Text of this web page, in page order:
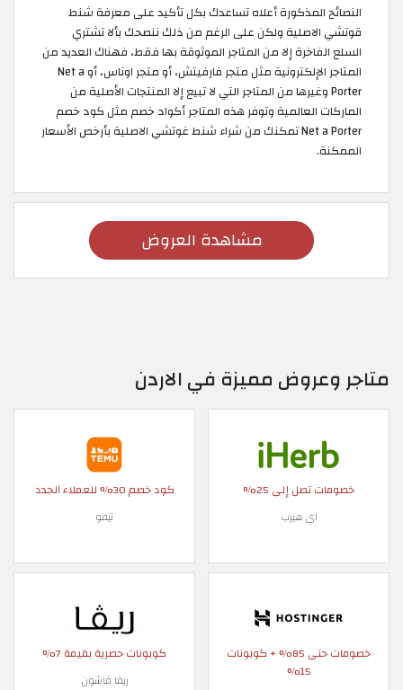
النصائح المذكورة أعلاه تساعدك بكل تأكيد على معرفة شنط
قوتشي الاصلية ولكن على الرغم من ذلك ننصحك بألا تشتري
السلع الفاخرة إلا من المتاجر الموثوقة بها فقط، فهناك العديد من
المتاجر الإلكترونية مثل متجر فارفيتش، أو متجر اوناس، أو Net a
Porter وغيرها من المتاجر التي لا تبيع إلا المنتجات الأصلية من
الماركات العالمية وتوفر هذه المتاجر أكواد خصم مثل كود خصم
Net a Porter تمكنك من شراء شنط غوتشي الاصلية بأرخص الأسعار
الممكنة.
مشاهدة العروض
متاجر وعروض مميزة في الاردن
خصومات تصل إلى 25%
اي هيرب
كود خصم 30% للعملاء الجدد
تيمو
خصومات حتى 85% + كوبونات
15%
كوبونات حصرية بقيمة 7%
ريفا فاشون